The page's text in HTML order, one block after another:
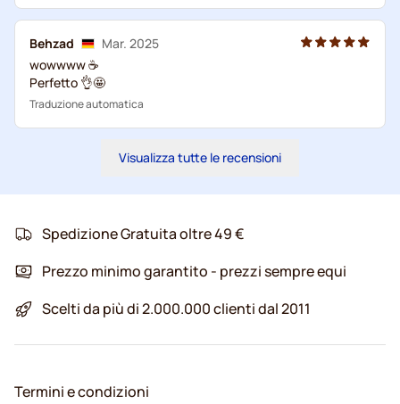
Behzad
Mar. 2025
wowwww ☕️
Perfetto 👌🤩
Traduzione automatica
Visualizza tutte le recensioni
Spedizione Gratuita oltre 49 €
Prezzo minimo garantito - prezzi sempre equi
Scelti da più di 2.000.000 clienti dal 2011
Termini e condizioni